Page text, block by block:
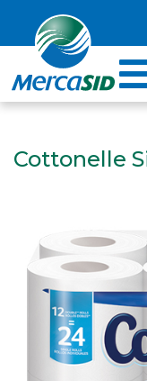
Cottonelle